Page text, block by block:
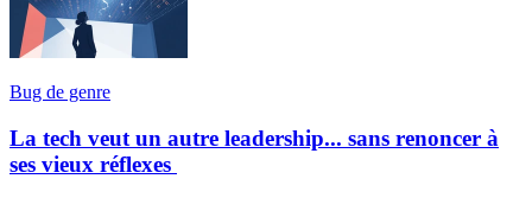
Bug de genre
La tech veut un autre leadership... sans renoncer à
ses vieux réflexes